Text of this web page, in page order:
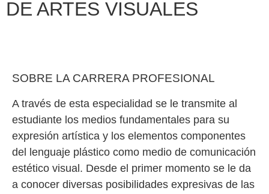
DE ARTES VISUALES
SOBRE LA CARRERA PROFESIONAL
A través de esta especialidad se le transmite al
estudiante los medios fundamentales para su
expresión artística y los elementos componentes
del lenguaje plástico como medio de comunicación
estético visual. Desde el primer momento se le da
a conocer diversas posibilidades expresivas de las